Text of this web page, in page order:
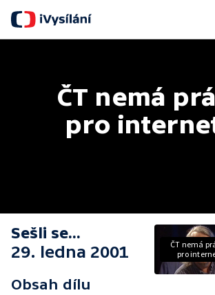
ČT nemá
pro
Sešli se...
29. ledna 2001
Obsah dílu
ČT nemá
pro